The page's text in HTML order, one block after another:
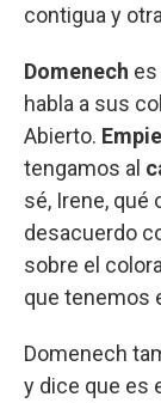
contigua y
Domenech
habla a sus
Abierto.
tengamos al
sé, Irene, qué
desacuerdo
sobre el
que tenemos
Domenech
y dice que es